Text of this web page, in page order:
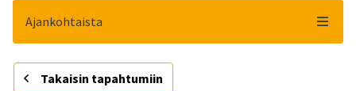
Ajankohtaista
Takaisin tapahtumiin